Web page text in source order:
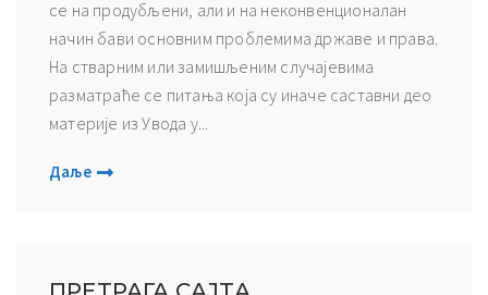
се на продубљени, али и на неконвенционалан
начин бави основним проблемима државе и права.
На стварним или замишљеним случајевима
разматраће се питања која су иначе саставни део
материје из Увода у...
Даље